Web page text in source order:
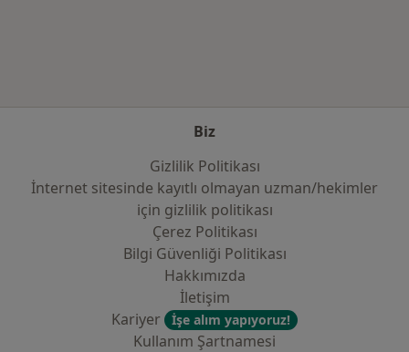
Biz
Gizlilik Politikası
İnternet sitesinde kayıtlı olmayan uzman/hekimler
i̇çin gizlilik politikası
Çerez Politikası
Bilgi Güvenliği Politikası
Hakkımızda
İletişim
Kariyer
İşe alım yapıyoruz!
Kullanım Şartnamesi